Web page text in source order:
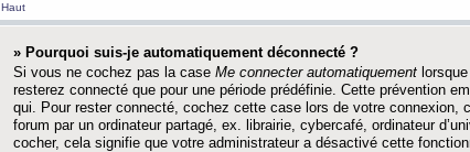
Haut
» Pourquoi suis-je automatiquement déconnecté ?
Si vous ne cochez pas la case Me connecter automatiquement
resterez connecté que pour une période prédéfinie. Cette prévention
qui. Pour rester connecté, cochez cette case lors de votre connexion,
forum par un ordinateur partagé, ex. librairie, cybercafé, ordinateur
cocher, cela signifie que votre administrateur a désactivé cette